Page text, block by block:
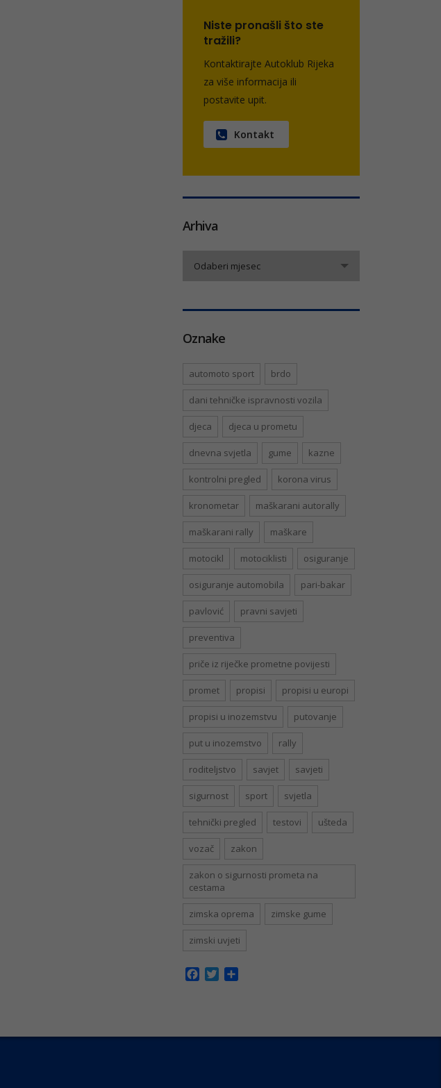
Niste pronašli što ste
tražili?
Kontaktirajte Autoklub Rijeka
za više informacija ili
postavite upit.
Kontakt
Arhiva
Odaberi mjesec
Oznake
automoto sport brdo
dani tehničke ispravnosti vozila
djeca djeca u prometu
dnevna svjetla gume kazne
kontrolni pregled korona virus
kronometar maškarani autorally
maškarani rally maškare
motocikl motociklisti osiguranje
osiguranje automobila pari-bakar
pavlović pravni savjeti
preventiva
priče iz riječke prometne povijesti
promet propisi propisi u europi
propisi u inozemstvu putovanje
put u inozemstvo rally
roditeljstvo savjet savjeti
sigurnost sport svjetla
tehnički pregled testovi ušteda
vozač zakon
zakon o sigurnosti prometa na
cestama
zimska oprema zimske gume
zimski uvjeti
Facebook
Twitter